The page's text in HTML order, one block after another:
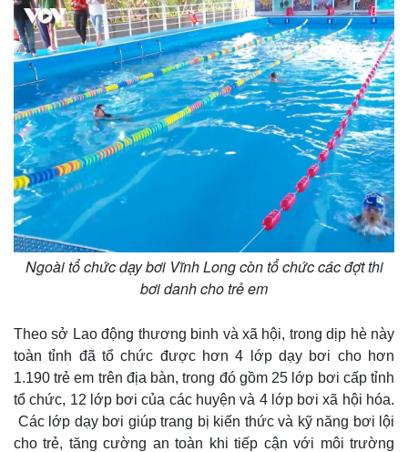
Thế giới
Hồ sơ
Multimedia
Video
E-Magazine
Infographic
Ngoài tổ chức dạy bơi Vĩnh Long còn tổ chức các đợt thi
bơi danh cho trẻ em
Theo sở Lao động thương binh và xã hội, trong dịp hè này
toàn tỉnh đã tổ chức được hơn 4 lớp dạy bơi cho hơn
1.190 trẻ em trên địa bàn, trong đó gồm 25 lớp bơi cấp tỉnh
tổ chức, 12 lớp bơi của các huyện và 4 lớp bơi xã hội hóa.
Các lớp dạy bơi giúp trang bị kiến thức và kỹ năng bơi lội
cho trẻ, tăng cường an toàn khi tiếp cận với môi trường